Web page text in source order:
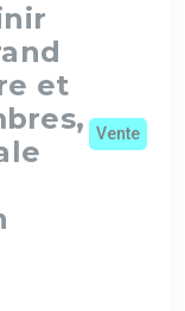
et
Vente